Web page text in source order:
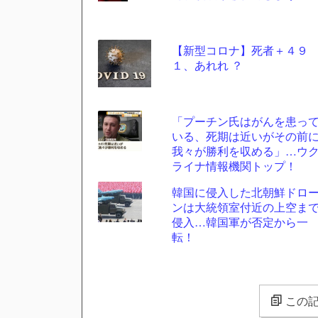
【新型コロナ】死者＋４９
１、あれれ ？
「プーチン氏はがんを患って
いる、死期は近いがその前に
我々が勝利を収める」…ウク
ライナ情報機関トップ！
韓国に侵入した北朝鮮ドロー
ンは大統領室付近の上空ま
侵入…韓国軍が否定から一
転！
この